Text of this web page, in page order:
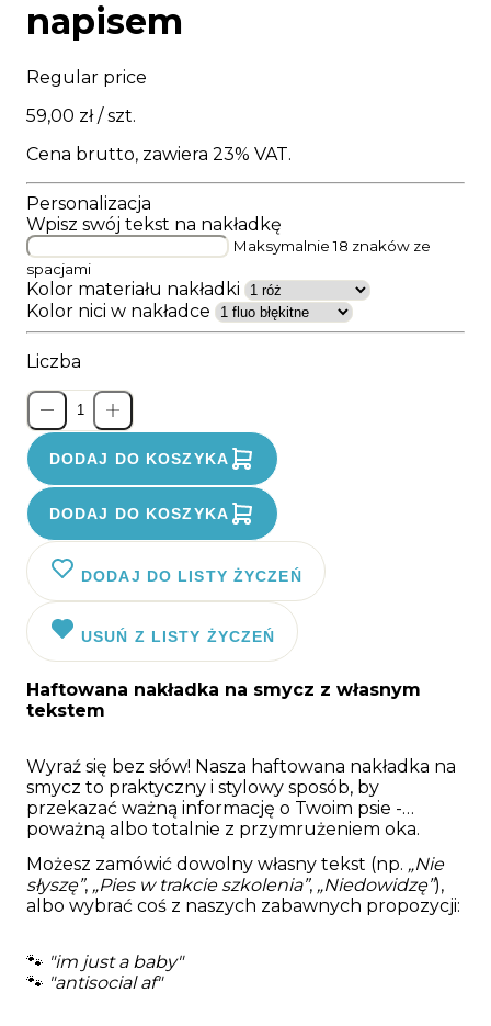
napisem
Regular price
59,00 zł/ szt.
Cena brutto, zawiera 23% VAT.
Personalizacja
Wpisz swój tekst na nakładkę
Maksymalnie 18 znaków ze
spacjami
Kolor materiału nakładki
Kolor nici w nakładce
Liczba
DODAJ DO KOSZYKA
DODAJ DO KOSZYKA
DODAJ DO LISTY ŻYCZEŃ
USUŃ Z LISTY ŻYCZEŃ
Haftowana nakładka na smycz z własnym
tekstem
Wyraź się bez słów! Nasza haftowana nakładka na
smycz to praktyczny i stylowy sposób, by
przekazać ważną informację o Twoim psie -
poważną albo totalnie z przymrużeniem oka.
Możesz zamówić dowolny własny tekst (np. „Nie
słyszę”, „Pies w trakcie szkolenia”, „Niedowidzę”),
albo wybrać coś z naszych zabawnych propozycji:
🐾 "im just a baby"
🐾 "antisocial af"